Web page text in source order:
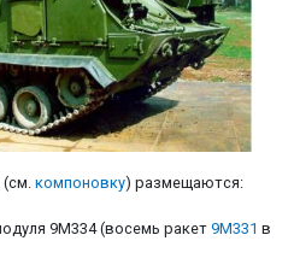
(см. компоновку) размещаются:
9М334 (восемь ракет 9M331 в